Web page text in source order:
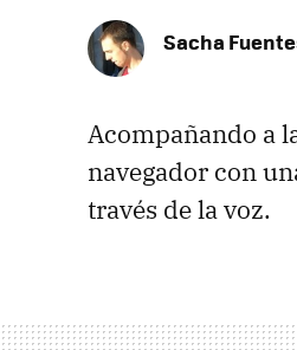
Sacha
Acompañando a
navegador con
través de la voz.